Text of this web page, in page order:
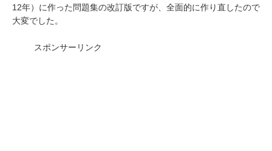
12年）に作った問題集の改訂版ですが、全面的に作り直したので
大変でした。
スポンサーリンク